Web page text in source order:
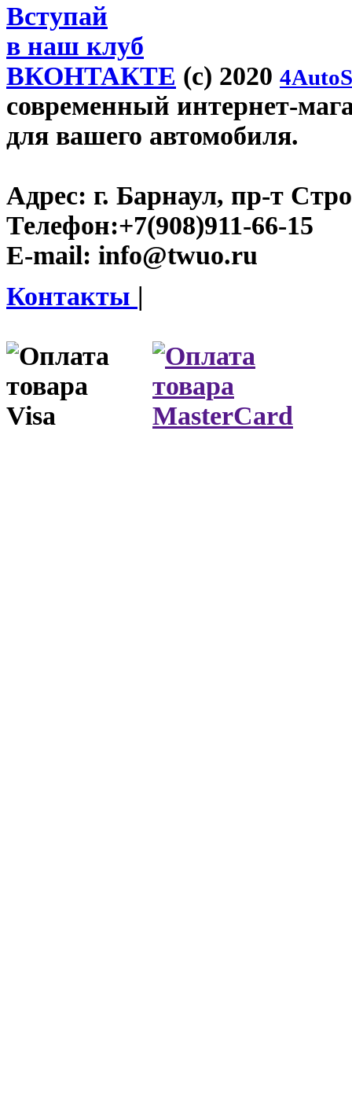
Вступай
в наш клуб
ВКОНТАКТЕ (c) 2020
современный интернет-
для вашего автомобиля.
Адрес: г. Барнаул, пр-т
Телефон:+7(908)911-66-15
E-mail: info@twuo.ru
Контакты |